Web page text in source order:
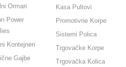
Ormari
Power
Kontejneri
Gajbe
Kasa Pultovi
Promotivne Korpe
Sistemi Polica
Trgovačke Korpe
Trgovačka Kolica